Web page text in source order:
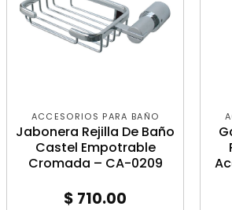
ACCESORIOS PARA BAÑO
Jabonera Rejilla De Baño
Castel Empotrable
Cromada – CA-0209
$ 710.00